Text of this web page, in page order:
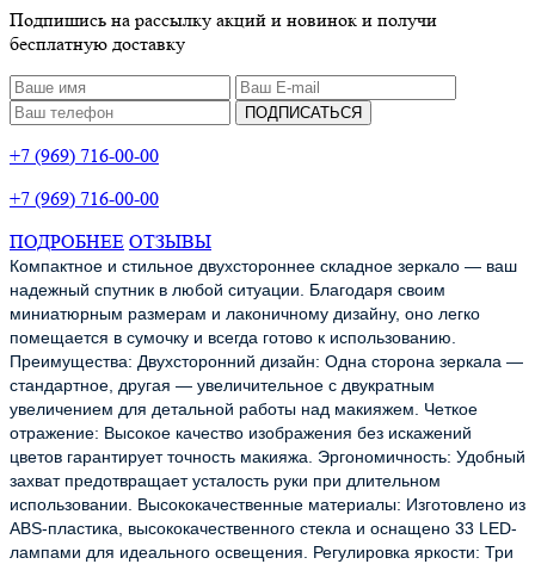
Подпишись на рассылку акций и новинок и получи
бесплатную доставку
ПОДПИСАТЬСЯ
+7 (969) 716-00-00
+7 (969) 716-00-00
ПОДРОБНЕЕ ОТЗЫВЫ
Компактное и стильное двухстороннее складное зеркало — ваш
надежный спутник в любой ситуации. Благодаря своим
миниатюрным размерам и лаконичному дизайну, оно легко
помещается в сумочку и всегда готово к использованию.
Преимущества: Двухсторонний дизайн: Одна сторона зеркала —
стандартное, другая — увеличительное с двукратным
увеличением для детальной работы над макияжем. Четкое
отражение: Высокое качество изображения без искажений
цветов гарантирует точность макияжа. Эргономичность: Удобный
захват предотвращает усталость руки при длительном
использовании. Высококачественные материалы: Изготовлено из
ABS-пластика, высококачественного стекла и оснащено 33 LED-
лампами для идеального освещения. Регулировка яркости: Три